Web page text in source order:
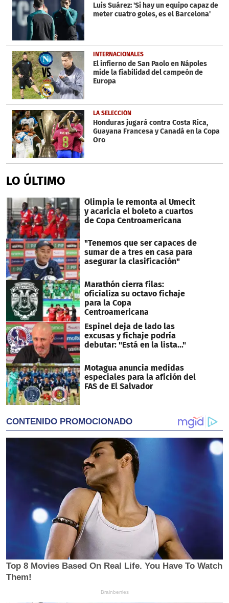
Luis Suárez: 'Si hay un equipo capaz de
meter cuatro goles, es el Barcelona'
INTERNACIONALES
El infierno de San Paolo en Nápoles
mide la fiabilidad del campeón de
Europa
LA SELECCIÓN
Honduras jugará contra Costa Rica,
Guayana Francesa y Canadá en la Copa
Oro
LO ÚLTIMO
Olimpia le remonta al Umecit
y acaricia el boleto a cuartos
de Copa Centroamericana
"Tenemos que ser capaces de
sumar de a tres en casa para
asegurar la clasificación"
Marathón cierra filas:
oficializa su octavo fichaje
para la Copa
Centroamericana
Espinel deja de lado las
excusas y fichaje podría
debutar: "Está en la lista..."
Motagua anuncia medidas
especiales para la afición del
FAS de El Salvador